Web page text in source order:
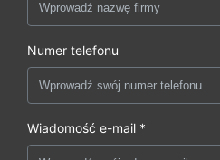
Numer telefonu
Wiadomość e-mail *